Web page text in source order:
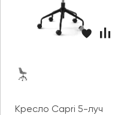
Кресло Capri 5-луч